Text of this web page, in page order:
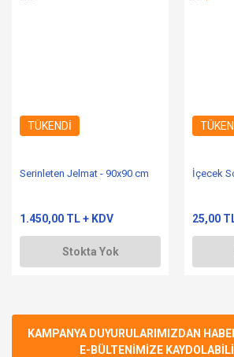
TÜKENDİ
Serinleten Jelmat - 90x90 cm
1.450,00 TL + KDV
Stokta Yok
İçecek
25,00
KAMPANYA DUYURULARIMIZDAN
E-BÜLTENİMİZE